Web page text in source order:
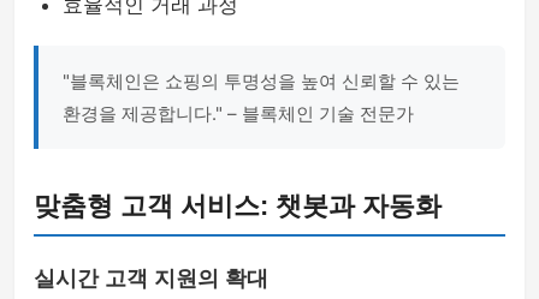
효율적인 거래 과정
"블록체인은 쇼핑의 투명성을 높여 신뢰할 수 있는
환경을 제공합니다." – 블록체인 기술 전문가
맞춤형 고객 서비스: 챗봇과 자동화
실시간 고객 지원의 확대